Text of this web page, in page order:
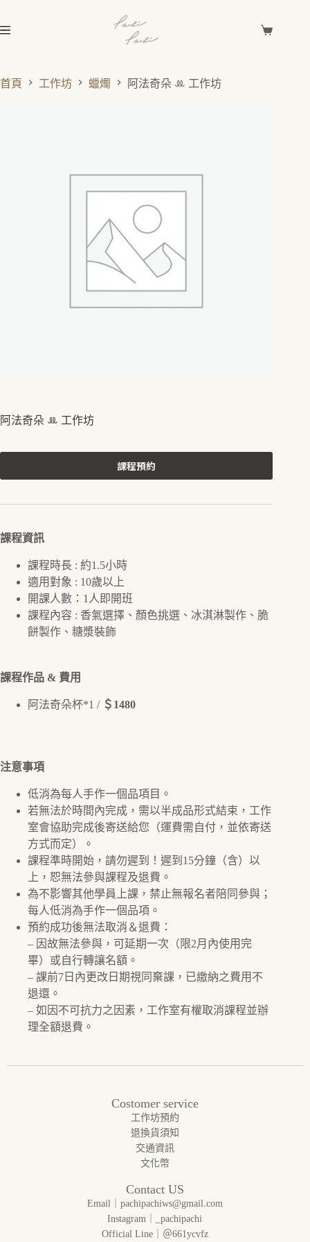
首頁 工作坊 蠟燭 阿法奇朵 ꔛ 工作坊
阿法奇朵 ꔛ 工作坊
課程預約
r
課程資訊
課程時長 : 約1.5小時
適用對象 : 10歲以上
開課人數：1人即開班
課程內容 : 香氣選擇、顏色挑選、冰淇淋製作、脆
餅製作、糖漿裝飾
課程作品 & 費用
阿法奇朵杯*1 / ＄1480
注意事項
低消為每人手作一個品項目。
若無法於時間內完成，需以半成品形式結束，工作
室會協助完成後寄送給您（運費需自付，並依寄送
方式而定）。
課程準時開始，請勿遲到！遲到15分鐘（含）以
上，恕無法參與課程及退費。
為不影響其他學員上課，禁止無報名者陪同參與；
每人低消為手作一個品項。
預約成功後無法取消＆退費：
– 因故無法參與，可延期一次（限2月內使用完
畢）或自行轉讓名額。
– 課前7 日內更改日期視同棄課，已繳納之費用不
退還。
– 如因不可抗力之因素，工作室有權取消課程並辦
理全額退費。
Costomer service
工作坊預約
退換貨須知
交通資訊
文化幣
Contact US
Email｜pachipachiws@gmail.com
Instagram｜_pachipachi
Official Line｜＠661ycvfz